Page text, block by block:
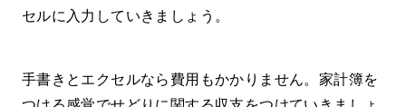
セルに入力していきましょう。
手書きとエクセルなら費用もかかりません。家計簿を